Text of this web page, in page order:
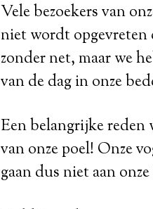
Vele bezoekers van
niet wordt opgevreten
zonder net, maar we
van de dag in onze
Een belangrijke reden
van onze poel! Onze
gaan dus niet aan